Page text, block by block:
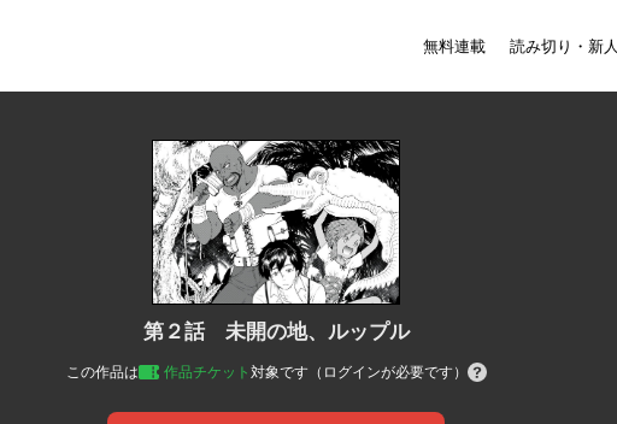
無料連載 読み切り・新人
第２話 未開の地、ルップル
この作品は 作品チケット 対象です（ログインが必要です）